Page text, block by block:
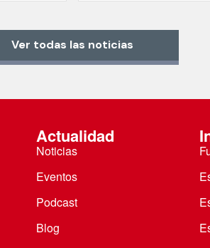
Ver todas las noticias
Actualidad
Noticias
Eventos
Podcast
Blog